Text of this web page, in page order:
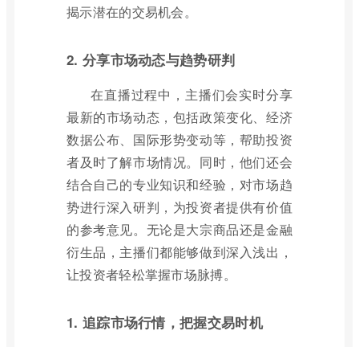
揭示潜在的交易机会。
2. 分享市场动态与趋势研判
在直播过程中，主播们会实时分享
最新的市场动态，包括政策变化、经济
数据公布、国际形势变动等，帮助投资
者及时了解市场情况。同时，他们还会
结合自己的专业知识和经验，对市场趋
势进行深入研判，为投资者提供有价值
的参考意见。无论是大宗商品还是金融
衍生品，主播们都能够做到深入浅出，
让投资者轻松掌握市场脉搏。
1. 追踪市场行情，把握交易时机